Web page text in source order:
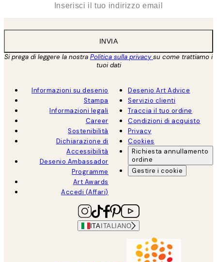
INVIA
Si prega di leggere la nostra Politica sulla privacysu come trattiamo i
tuoi dati
Informazioni su desenio
Stampa
Informazioni legali
Career
Sostenibilità
Dichiarazione di
Accessibilità
Desenio Ambassador
Programme
Art Awards
Accedi (Affari)
Desenio Art Advice
Servizio clienti
Traccia il tuo ordine
Condizioni di acquisto
Privacy
Cookies
Richiesta annullamento
ordine
Gestire i cookie
ITA ITALIANO